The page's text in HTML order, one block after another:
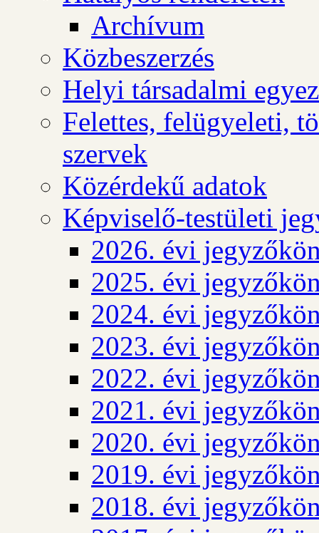
Archívum
Közbeszerzés
Helyi társadalmi
Felettes, felügyeleti,
szervek
Közérdekű adatok
Képviselő-testületi
2026. évi
2025. évi
2024. évi
2023. évi
2022. évi
2021. évi
2020. évi
2019. évi
2018. évi